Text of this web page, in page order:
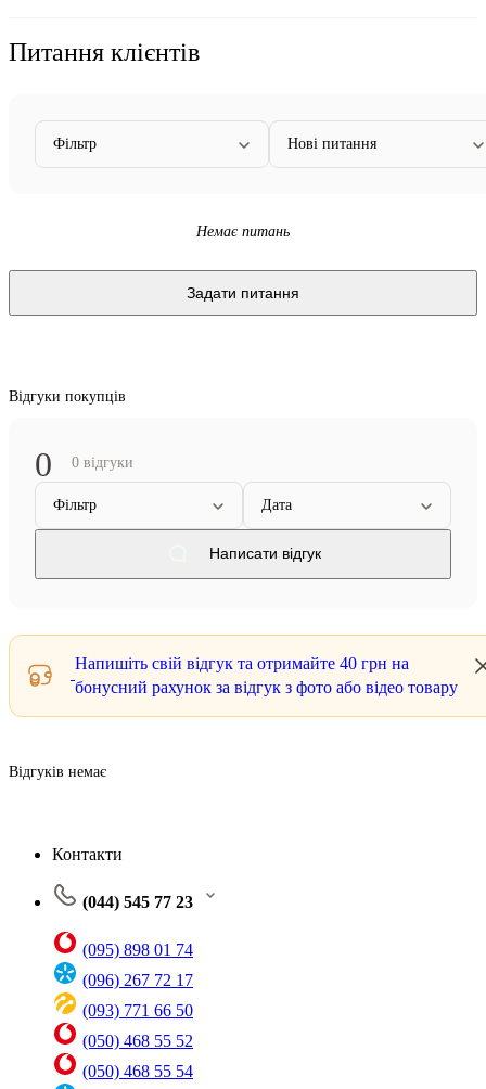
Питання клієнтів
Фільтр Нові питання
Немає питань
Задати питання
Відгуки покупців
0 0 відгуки
Фільтр Дата
Написати відгук
Напишіть свій відгук та отримайте 40 грн на
бонусний рахунок за відгук з фото або відео товару
Відгуків немає
Контакти
(044) 545 77 23
(095) 898 01 74
(096) 267 72 17
(093) 771 66 50
(050) 468 55 52
(050) 468 55 54